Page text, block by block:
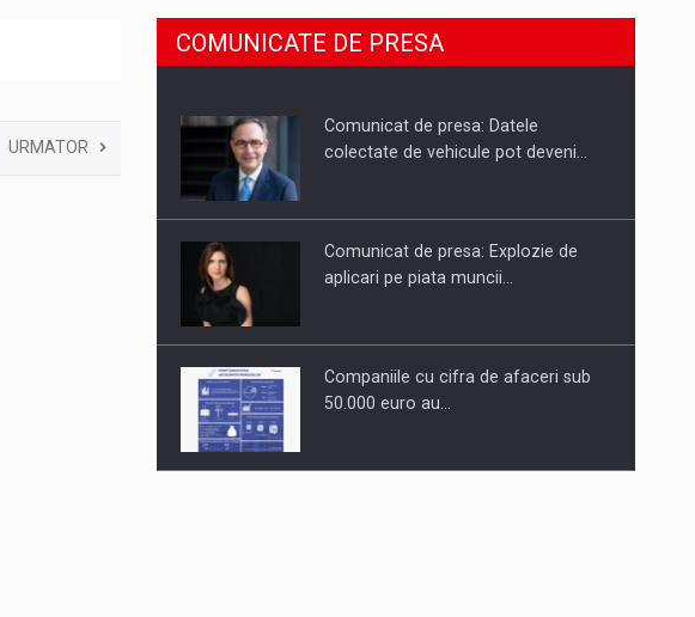
URMATOR
ROOTED IN ROMANIA, BUILT TO
DELIVER TECHNOLOGY FOR THE…
PUTTING ROMANIAN CORPORATE
COMUNICATE DE PRESA
Comunicat de presa: Datele
colectate de vehicule pot deveni…
Comunicat de presa: Explozie de
aplicari pe piata muncii…
Companiile cu cifra de afaceri sub
50.000 euro au…